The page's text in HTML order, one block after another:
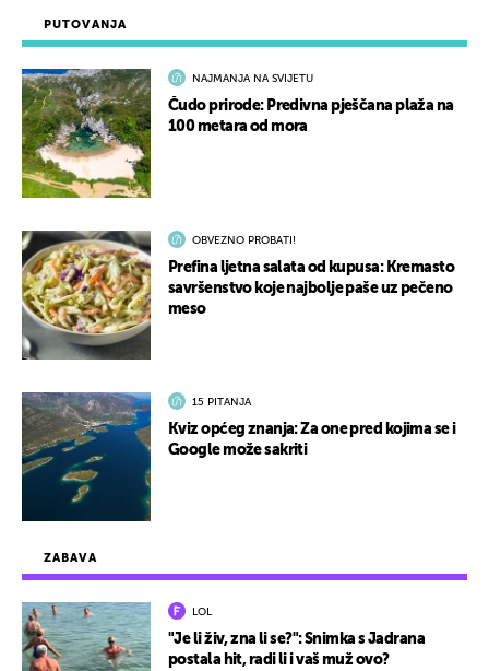
ZABAVA
LOL
"Je li živ, zna li se?": Snimka s Jadrana
postala hit, radi li i vaš muž ovo?
PUTOVANJA
NAJMANJA NA SVIJETU
Čudo prirode: Predivna pješčana plaža na
100 metara od mora
OBVEZNO PROBATI!
Prefina ljetna salata od kupusa: Kremasto
savršenstvo koje najbolje paše uz pečeno
meso
15 PITANJA
Kviz općeg znanja: Za one pred kojima se i
Google može sakriti